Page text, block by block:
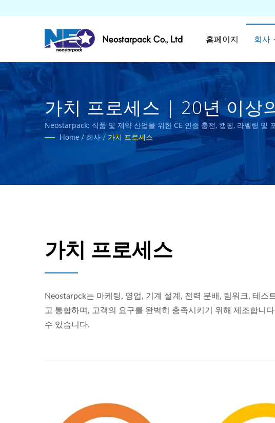
홈페이지 회사
가치 프로세스 | 20년 이상
및 장비 공급 업체 |
Neostarpack: 식품 및 제약 산업을 위한 CE 인증 충전, 캡핑, 라벨링 및
Home / 회사 / 가치 프로세스
가치 프로세스
Neostarpck는 마케팅, 영업, 기계 설계, 전력 분배, 팀워크, 테
고 통합하며, 고객의 요구를 완벽히 충족시키기 위해 제조합니
수 있습니다.